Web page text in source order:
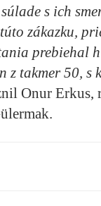
s ich
zákazku,
prebiehal
z takmer 50,
Onur